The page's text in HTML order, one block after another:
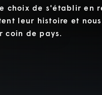
choix de s'établir en
leur histoire et
coin de pays.